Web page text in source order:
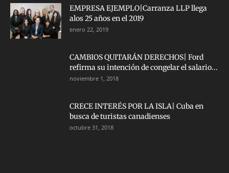
EMPRESA EJEMPLO|Carranza LLP llega
alos 25 años en el 2019
enero 22, 2019
CAMBIOS QUITARÁN DERECHOS| Ford
refirma su intención de congelar el salario...
noviembre 1, 2018
CRECE INTERÉS POR LA ISLA| Cuba en
busca de turistas canadienses
octubre 31, 2018